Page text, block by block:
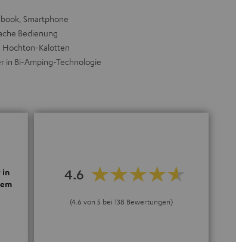
Smartphone
Bedienung
Hochton-Kalotten
in Bi-Amping-Technologie
in
4.6
(4.6 von 5 bei 138 Bewertungen)